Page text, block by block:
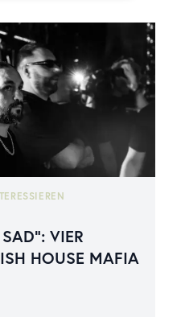
VIER
HOUSE MAFIA